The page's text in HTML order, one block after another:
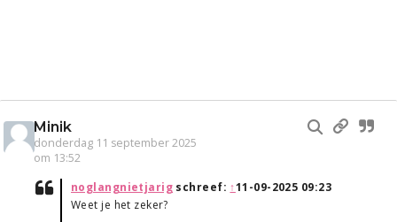
Minik
donderdag 11 september 2025
om 13:52
noglangnietjarig schreef: ↑11-09-2025 09:23
Weet je het zeker?